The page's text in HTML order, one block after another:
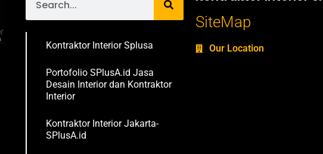
Kontraktor Interior Splusa
Portofolio SPlusA.id Jasa
Desain Interior dan Kontraktor
Interior
Kontraktor Interior Jakarta-
SPlusA.id
SiteMap
Our Location